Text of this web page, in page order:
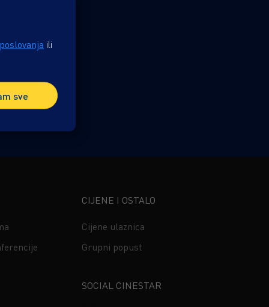
CIJENE I OSTALO
Cijene ulaznica
Grupni popust
SOCIAL CINESTAR
ili
sve